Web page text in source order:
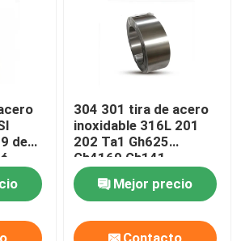
de
304 301 tira de acero
inoxidable 316L 201
202 Ta1 Gh625
Gh4169 Gh141
Mejor precio